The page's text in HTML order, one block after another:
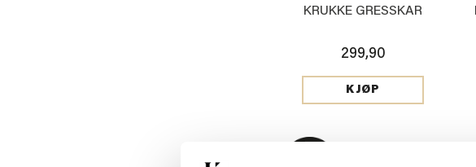
KRUKKE GRESSKAR
299,90
KJØP